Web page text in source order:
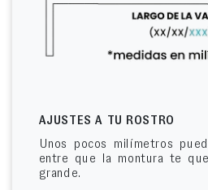
AJUSTES A TU ROSTRO
Unos pocos milímetros
entre que la montura te
grande.